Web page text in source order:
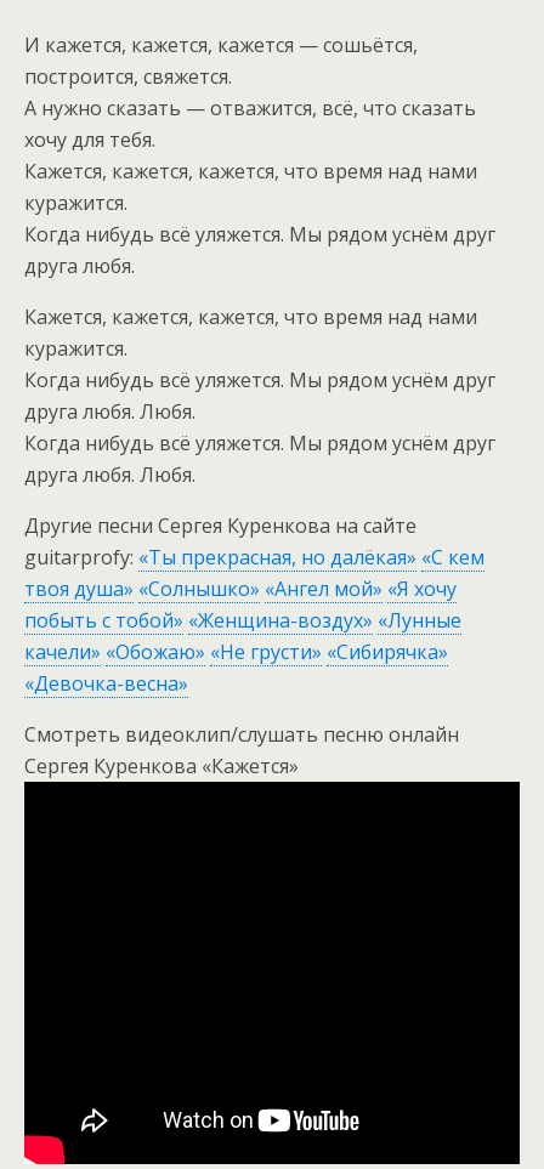
И кажется, кажется, кажется — сошьётся,
построится, свяжется.
А нужно сказать — отважится, всё, что сказать
хочу для тебя.
Кажется, кажется, кажется, что время над нами
куражится.
Когда нибудь всё уляжется. Мы рядом уснём друг
друга любя.
Кажется, кажется, кажется, что время над нами
куражится.
Когда нибудь всё уляжется. Мы рядом уснём друг
друга любя. Любя.
Когда нибудь всё уляжется. Мы рядом уснём друг
друга любя. Любя.
Другие песни Сергея Куренкова на сайте
guitarprofy: «Ты прекрасная, но далёкая» «С кем
твоя душа» «Солнышко» «Ангел мой» «Я хочу
побыть с тобой» «Женщина-воздух» «Лунные
качели» «Обожаю» «Не грусти» «Сибирячка»
«Девочка-весна»
Смотреть видеоклип/слушать песню онлайн
Сергея Куренкова «Кажется»